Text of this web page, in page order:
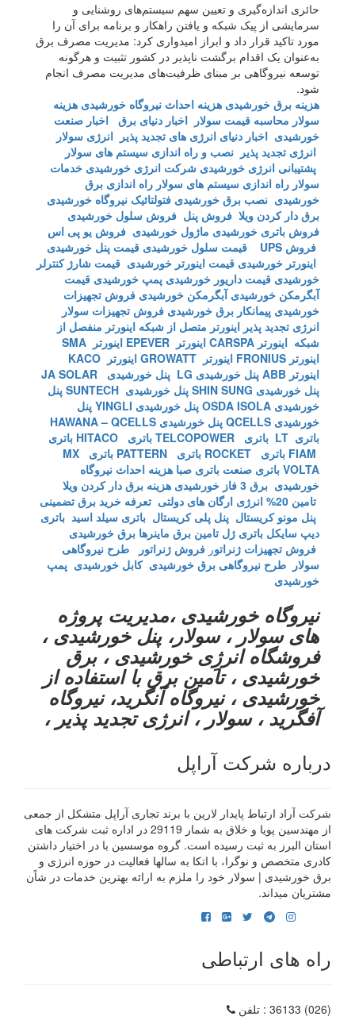
حائری اندازه‌گیری و تعیین سهم سیستم‌های روشنایی و
سرمایشی از پیک شبکه و یافتن راهکار و برنامه برای آن را
مورد تاکید قرار داد و ابراز امیدواری کرد: مدیریت مصرف برق
به‌عنوان یک اقدام برگشت ناپذیر در کشور تثبیت و هرگونه
توسعه نیروگاهی بر مبنای ظرفیت‌های مدیریت مصرف انجام
شود.
هزینه برق خورشیدی هزینه احداث نیروگاه خورشیدی هزینه
سولار محاسبه قیمت سولار اخبار دنیای برق اخبار صنعت
خورشیدی اخبار دنیای انرژی های تجدید پذیر انرژی سولار
انرژی تجدید پذیر نصب و راه اندازی سیستم های سولار
پشتیبانی انرژی خورشیدی شرکت انرژی خورشیدی خدمات
سولار راه اندازی سیستم های سولار راه اندازی برق
خورشیدی نصب برق خورشیدی فتولتائیک نیروگاه خورشیدی
برق دار کردن ویلا فروش پنل فروش سلول خورشیدی
فروش باتری خورشیدی ماژول خورشیدی فروش یو پی اس
فروش UPS
قیمت سلول خورشیدی قیمت پنل خورشیدی
اینورتر خورشیدی قیمت اینورتر خورشیدی قیمت شارژ کنترلر
خورشیدی قیمت داریور خورشیدی پمپ خورشیدی قیمت
آبگرمکن خورشیدی آبگرمکن خورشیدی فروش تجهیزات
خورشیدی پیمانکار برق خورشیدی فروش تجهیزات سولار
انرژی تجدید پذیر اینورتر متصل از شبکه اینورتر منفصل از
شبکه اینورتر CARSPA اینورتر EPEVER
اینورتر SMA
اینورتر FRONIUS
اینورتر GROWATT
اینورتر KACO
اینورتر ABB
پنل خورشیدی LG
پنل خورشیدی JA SOLAR
پنل خورشیدی SHIN SUNG
پنل خورشیدی SUNTECH
پنل
خورشیدی OSDA ISOLA
پنل خورشیدی YINGLI
پنل
خورشیدی QCELLS
پنل خورشیدی HAWANA – QCELLS
باتری LT
باتری TELCOPOWER باتری HITACO
باتری
باتری ROCKET باتری PATTERN
باتری MX
VOLTA باتری صنعت باتری صبا هزینه احداث نیروگاه
خورشیدی برق 3 فاز خورشیدی
هزینه برق دار کردن ویلا
تامین 20% انرژی ارگان های دولتی
تعرفه خرید برق تضمینی
پنل مونو کریستال پنل پلی کریستال باتری سیلد اسید باتری
دیپ سایکل باتری ژل تامین برق ماینرها برق خورشیدی
فروش تجهیزات ژنراتور فروش ژنراتور
طرح نیروگاهی
سولار طرح نیروگاهی برق خورشیدی کابل خورشیدی پمپ
خورشیدی
نیروگاه خورشیدی ،مدیریت پروژه
های سولار ، سولار، پنل خورشیدی ،
فروشگاه انرژِی خورشیدی ، برق
خورشیدی ، تامین برق با استفاده از
خورشیدی ، نیروگاه آنگرید، نیروگاه
آفگرید ، سولار ، انرژی تجدید پذیر ،
درباره شرکت آراپل
شرکت آراد ارتباط پایدار لارین با برند تجاری آراپل متشکل از جمعی
از مهندسین پویا و خلاق به شمار 29119 در اداره ثبت شرکت های
استان البرز به ثبت رسیده است. گروه موسسین با در اختیار داشتن
کادری متخصص و نوگرا، با اتکا به سالها فعالیت در حوزه انرژی و
برق خورشیدی | سولار خود را ملزم به ارائه بهترین خدمات در شاًن
مشتریان میداند.
راه های ارتباطی
(026) 36133
: تلفن